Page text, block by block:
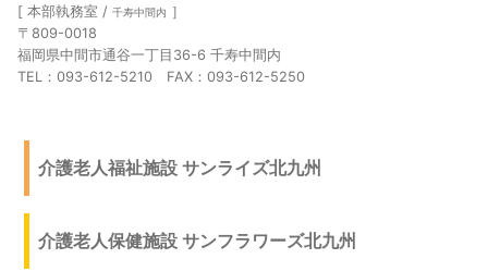
[ 本部執務室 / 千寿中間内 ］
〒809-0018
福岡県中間市通谷一丁目36-6 千寿中間内
TEL：093-612-5210 FAX：093-612-5250
介護老人福祉施設 サンライズ北九州
介護老人保健施設 サンフラワーズ北九州